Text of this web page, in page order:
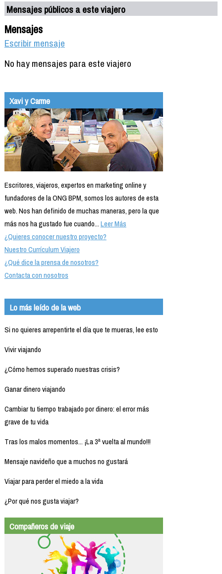
Mensajes públicos a este viajero
Mensajes
Escribir mensaje
No hay mensajes para este viajero
Xavi y Carme
Escritores, viajeros, expertos en marketing online y
fundadores de la ONG BPM, somos los autores de esta
web. Nos han definido de muchas maneras, pero la que
más nos ha gustado fue cuando...Leer Más
¿Quieres conocer nuestro proyecto?
Nuestro Currículum Viajero
¿Qué dice la prensa de nosotros?
Contacta con nosotros
Lo más leído de la web
Si no quieres arrepentirte el día que te mueras, lee esto
Vivir viajando
¿Cómo hemos superado nuestras crisis?
Ganar dinero viajando
Cambiar tu tiempo trabajado por dinero: el error más
grave de tu vida
Tras los malos momentos... ¡La 3ª vuelta al mundo!!!
Mensaje navideño que a muchos no gustará
Viajar para perder el miedo a la vida
¿Por qué nos gusta viajar?
Compañeros de viaje